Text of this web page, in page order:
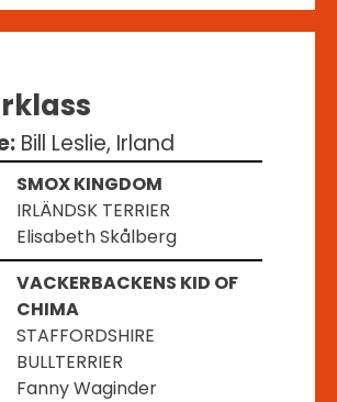
Bill Leslie, Irland
SMOX KINGDOM
IRLÄNDSK TERRIER
Elisabeth Skålberg
VACKERBACKENS KID OF
CHIMA
STAFFORDSHIRE
BULLTERRIER
Fanny Waginder